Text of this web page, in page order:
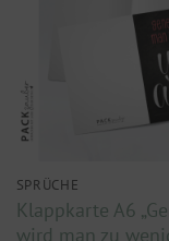
SPRÜCHE
Klappkarte A6
wird man zu